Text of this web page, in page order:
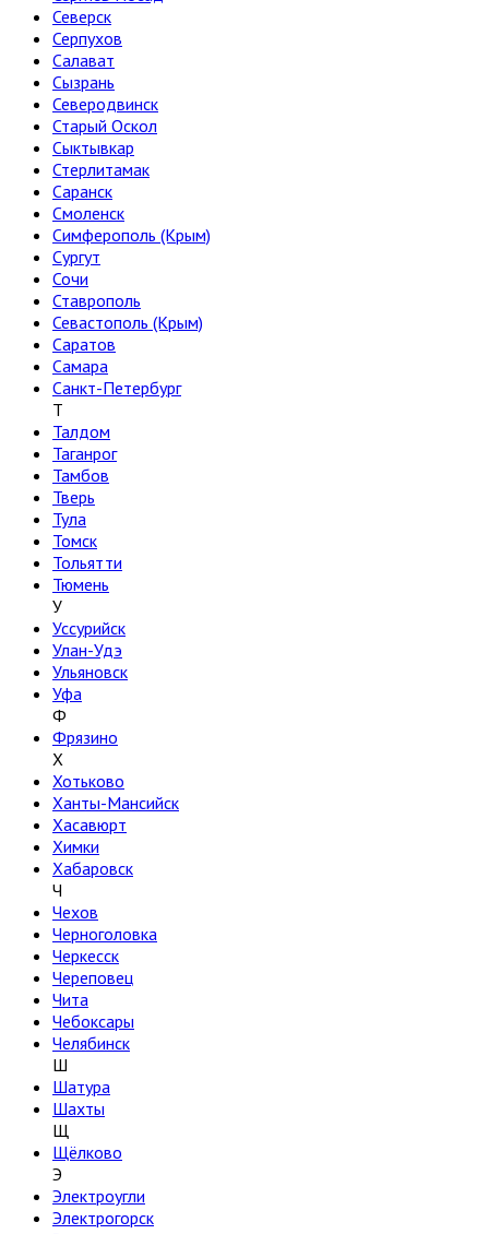
Северск
Серпухов
Салават
Сызрань
Северодвинск
Старый Оскол
Сыктывкар
Стерлитамак
Саранск
Смоленск
Симферополь (Крым)
Сургут
Сочи
Ставрополь
Севастополь (Крым)
Саратов
Самара
Санкт-Петербург
Т
Талдом
Таганрог
Тамбов
Тверь
Тула
Томск
Тольятти
Тюмень
У
Уссурийск
Улан-Удэ
Ульяновск
Уфа
Ф
Фрязино
Х
Хотьково
Ханты-Мансийск
Хасавюрт
Химки
Хабаровск
Ч
Чехов
Черноголовка
Черкесск
Череповец
Чита
Чебоксары
Челябинск
Ш
Шатура
Шахты
Щ
Щёлково
Э
Электроугли
Электрогорск